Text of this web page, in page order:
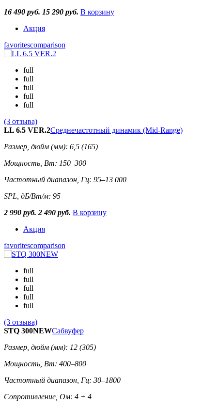
16 490 руб. 15 290 руб. В корзину
Акция
favoritescomparison
full
full
full
full
full
(3 отзыва)
LL 6.5 VER.2Среднечастотный динамик (Mid-Range)
Размер, дюйм (мм): 6,5 (165)
Мощность, Вт: 150–300
Частотный диапазон, Гц: 95–13 000
SPL, дБ/Вт/м: 95
2 990 руб. 2 490 руб. В корзину
Акция
favoritescomparison
full
full
full
full
full
(3 отзыва)
STQ 300NEWСабвуфер
Размер, дюйм (мм): 12 (305)
Мощность, Вт: 400–800
Частотный диапазон, Гц: 30–1800
Сопротивление, Ом: 4 + 4